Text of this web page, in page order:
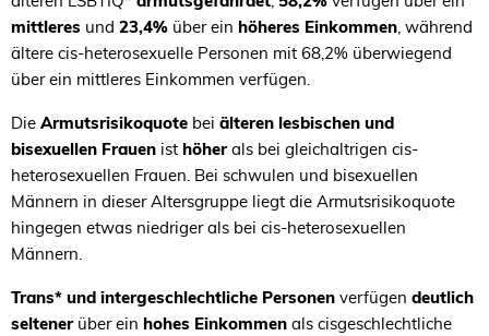
mittleres und 23,4% über ein höheres Einkommen, während
ältere cis-heterosexuelle Personen mit 68,2% überwiegend
über ein mittleres Einkommen verfügen.
Die Armutsrisikoquote bei älteren lesbischen und
bisexuellen Frauen ist höherals bei gleichaltrigen cis-
heterosexuellen Frauen. Bei schwulen und bisexuellen
Männern in dieser Altersgruppe liegt die Armutsrisikoquote
hingegen etwas niedriger als bei cis-heterosexuellen
Männern.
Trans* und intergeschlechtliche Personen verfügen deutlich
seltenerüber ein hohes Einkommen als cisgeschlechtliche